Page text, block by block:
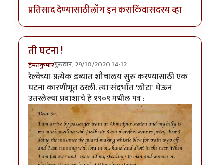
प्रतिसाद देण्यासाठीलॉग इन कराकिंवासदस्य व्हा
ती घटना !
हेमंतकुमारगुरुवार, 29/10/2020 14:12
रेल्वेच्या प्रत्येक डब्यात शौचालय सुरु करण्यासाठी एक
घटना कारणीभूत ठरली. त्या संदर्भात 'लोटा' घेऊन
उतरलेल्या प्रवाशाचे हे १९०९ मधील पत्र :